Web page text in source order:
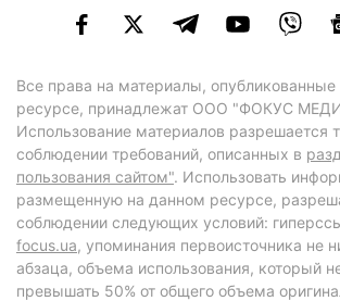
Все права на материалы,
ресурсе, принадлежат ООО "ФОКУС
Использование материалов разрешается
соблюдении требований, описанных в
пользования сайтом". Использовать
размещенную на данном ресурсе,
соблюдении следующих условий:
focus.ua, упоминания первоисточника не
абзаца, объема использования, который
превышать 50% от общего объема